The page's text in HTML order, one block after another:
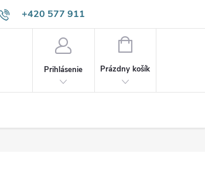
+420 577 911
Prihlásenie
NÁKUPNÝ
Prázdny košík